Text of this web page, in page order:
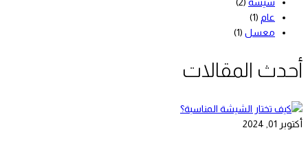
عام (1)
معسل (1)
أحدث المقالات
أكتوبر 01, 2024